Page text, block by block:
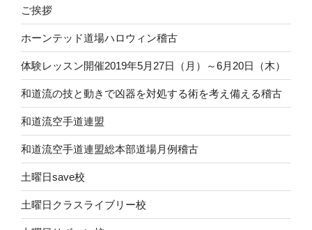
ご挨拶
ホーンテッド道場ハロウィン稽古
体験レッスン開催2019年5月27日（月）～6月20日（木）
和道流の技と動きで凶器を対処する術を考え備える稽古
和道流空手道連盟
和道流空手道連盟総本部道場月例稽古
土曜日save校
土曜日クラスライブリー校